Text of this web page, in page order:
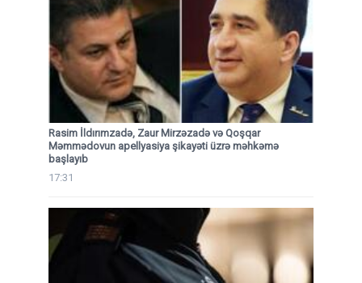
Rasim İldırımzadə, Zaur Mirzəzadə və Qoşqar
Məmmədovun apellyasiya şikayəti üzrə məhkəmə
başlayıb
17:31